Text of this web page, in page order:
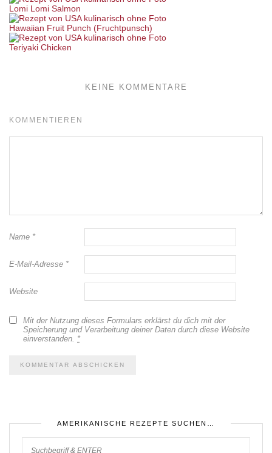
Lomi Lomi Salmon
Hawaiian Fruit Punch (Fruchtpunsch)
Teriyaki Chicken
KEINE KOMMENTARE
KOMMENTIEREN
Name *
E-Mail-Adresse *
Website
Mit der Nutzung dieses Formulars erklärst du dich mit der
Speicherung und Verarbeitung deiner Daten durch diese Website
einverstanden. *
AMERIKANISCHE REZEPTE SUCHEN…